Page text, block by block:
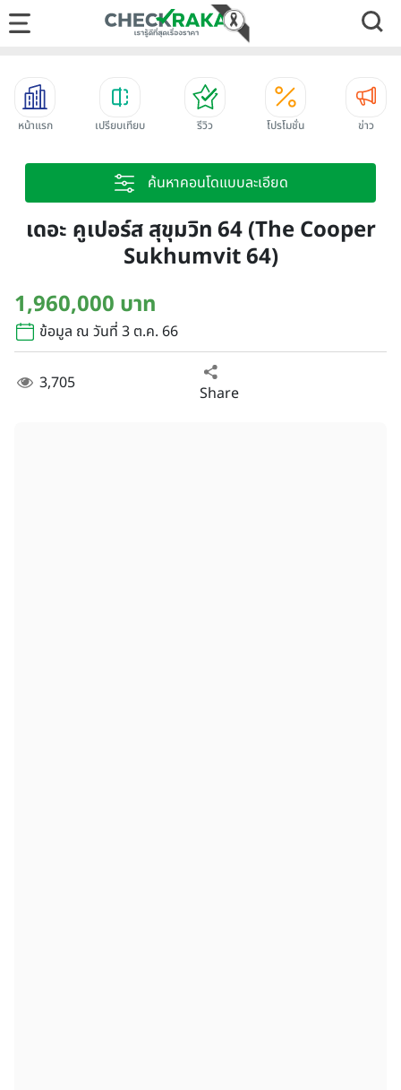
หน้าแรก เปรียบเทียบ รีวิว โปรโมชั่น ข่าว
ค้นหาคอนโดแบบละเอียด
เดอะ คูเปอร์ส สุขุมวิท 64 (The Cooper
Sukhumvit 64)
1,960,000 บาท
ข้อมูล ณ วันที่ 3 ต.ค. 66
3,705 Share